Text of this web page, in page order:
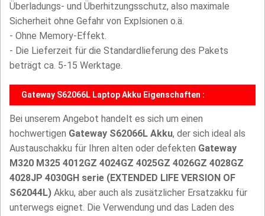
Überladungs- und Überhitzungsschutz, also maximale
Sicherheit ohne Gefahr von Explsionen o.ä.
- Ohne Memory-Effekt.
- Die Lieferzeit für die Standardlieferung des Pakets
beträgt ca. 5-15 Werktage.
Gateway S62066L Laptop Akku Eigenschaften :
Bei unserem Angebot handelt es sich um einen
hochwertigen Gateway S62066L Akku, der sich ideal als
Austauschakku für Ihren alten oder defekten Gateway
M320 M325 4012GZ 4024GZ 4025GZ 4026GZ 4028GZ
4028JP 4030GH serie (EXTENDED LIFE VERSION OF
S62044L) Akku, aber auch als zusätzlicher Ersatzakku für
unterwegs eignet. Die Verwendung und das Laden des